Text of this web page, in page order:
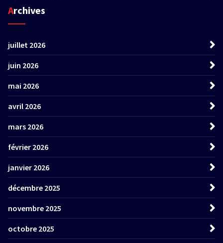
Archives
juillet 2026
juin 2026
mai 2026
avril 2026
mars 2026
février 2026
janvier 2026
décembre 2025
novembre 2025
octobre 2025